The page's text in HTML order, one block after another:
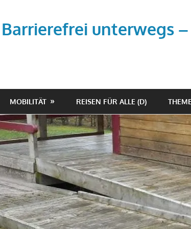
Barrierefrei unterwegs
MOBILITÄT REISEN FÜR ALLE (D)